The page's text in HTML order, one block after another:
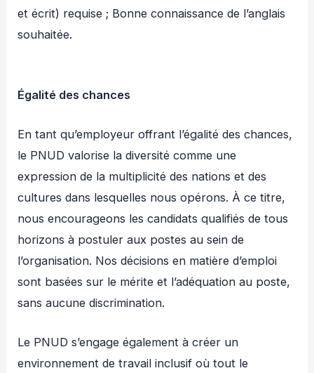
et écrit) requise ; Bonne connaissance de l’anglais
souhaitée.
Égalité des chances
En tant qu’employeur offrant l’égalité des chances,
le PNUD valorise la diversité comme une
expression de la multiplicité des nations et des
cultures dans lesquelles nous opérons. À ce titre,
nous encourageons les candidats qualifiés de tous
horizons à postuler aux postes au sein de
l’organisation. Nos décisions en matière d’emploi
sont basées sur le mérite et l’adéquation au poste,
sans aucune discrimination.
Le PNUD s’engage également à créer un
environnement de travail inclusif où tout le